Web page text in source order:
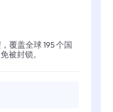
覆盖全球 195 个国
被封锁。